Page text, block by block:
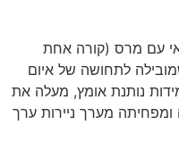
עם מרס (קורה אחת
לתחושה של איום
נותנת אומץ, מעלה את
מערך ניירות ערך